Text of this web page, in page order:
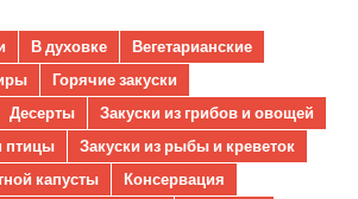
В духовке
Вегетарианские
Горячие закуски
Десерты
Закуски из грибов и овощей
птицы
Закуски из рыбы и креветок
капусты
Консервация